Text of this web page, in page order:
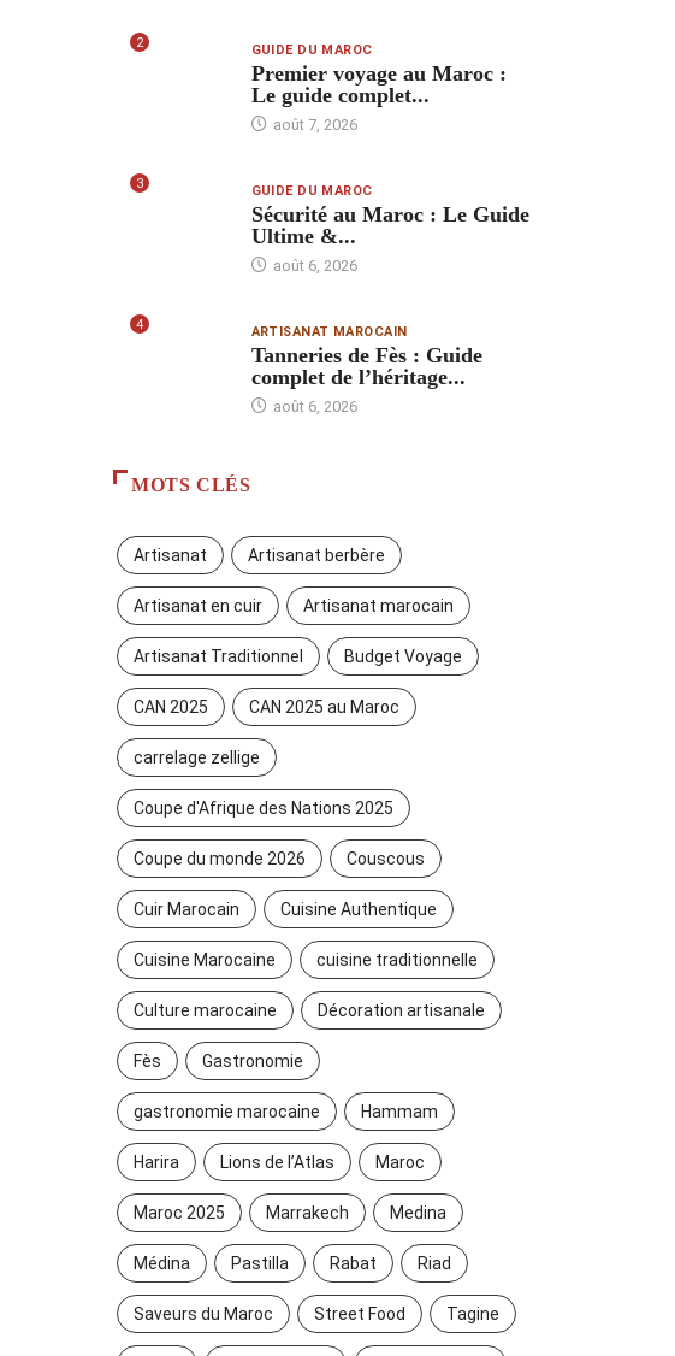
2 GUIDE DU MAROC
Premier voyage au Maroc :
Le guide complet...
août 7, 2026
3 GUIDE DU MAROC
Sécurité au Maroc : Le Guide
Ultime &...
août 6, 2026
4 ARTISANAT MAROCAIN
Tanneries de Fès : Guide
complet de l’héritage...
août 6, 2026
MOTS CLÉS
Artisanat Artisanat berbère
Artisanat en cuir Artisanat marocain
Artisanat Traditionnel Budget Voyage
CAN 2025 CAN 2025 au Maroc
carrelage zellige
Coupe d'Afrique des Nations 2025
Coupe du monde 2026 Couscous
Cuir Marocain Cuisine Authentique
Cuisine Marocaine cuisine traditionnelle
Culture marocaine Décoration artisanale
Fès Gastronomie
gastronomie marocaine Hammam
Harira Lions de l’Atlas Maroc
Maroc 2025 Marrakech Medina
Médina Pastilla Rabat Riad
Saveurs du Maroc Street Food Tagine